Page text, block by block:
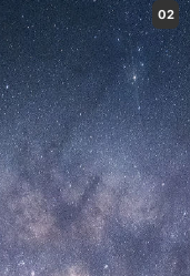
02